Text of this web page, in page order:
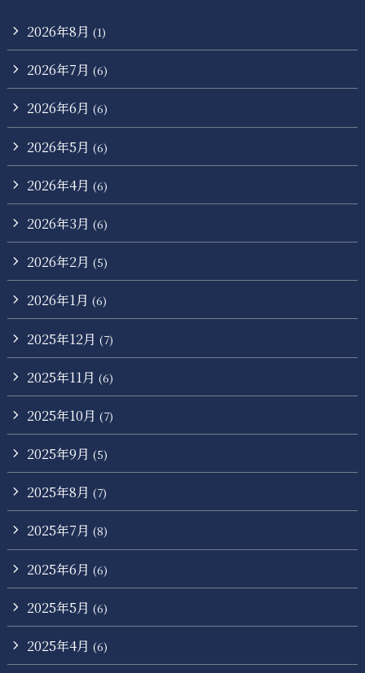
2026年8月 (1)
2026年7月 (6)
2026年6月 (6)
2026年5月 (6)
2026年4月 (6)
2026年3月 (6)
2026年2月 (5)
2026年1月 (6)
2025年12月 (7)
2025年11月 (6)
2025年10月 (7)
2025年9月 (5)
2025年8月 (7)
2025年7月 (8)
2025年6月 (6)
2025年5月 (6)
2025年4月 (6)